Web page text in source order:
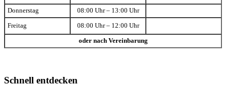
Donnerstag 08:00 Uhr – 13:00 Uhr
Freitag 08:00 Uhr – 12:00 Uhr
oder nach Vereinbarung
Schnell entdecken